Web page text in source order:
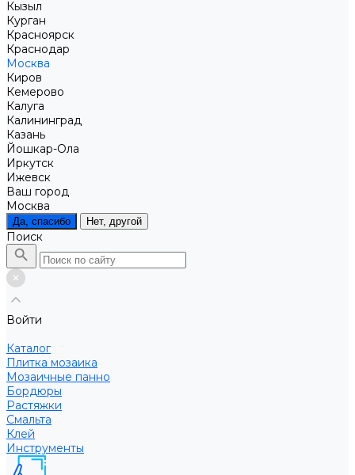
Кызыл
Курган
Красноярск
Краснодар
Москва
Киров
Кемерово
Калуга
Калининград
Казань
Йошкар-Ола
Иркутск
Ижевск
Ваш город
Москва
Да, спасибо Нет, другой
Поиск
Войти
Каталог
Плитка мозаика
Мозаичные панно
Бордюры
Растяжки
Смальта
Клей
Инструменты